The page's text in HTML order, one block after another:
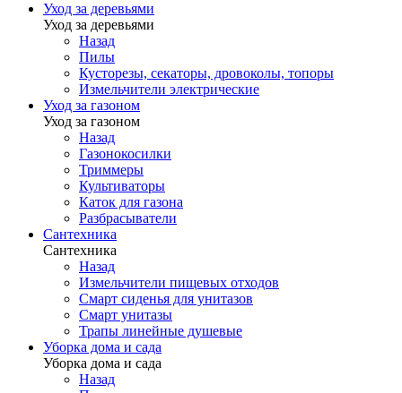
Уход за деревьями
Уход за деревьями
Назад
Пилы
Кусторезы, секаторы, дровоколы, топоры
Измельчители электрические
Уход за газоном
Уход за газоном
Назад
Газонокосилки
Триммеры
Культиваторы
Каток для газона
Разбрасыватели
Сантехника
Сантехника
Назад
Измельчители пищевых отходов
Смарт сиденья для унитазов
Смарт унитазы
Трапы линейные душевые
Уборка дома и сада
Уборка дома и сада
Назад